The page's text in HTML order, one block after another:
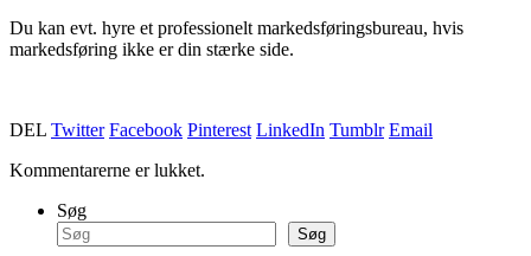
Du kan evt. hyre et professionelt markedsføringsbureau, hvis
markedsføring ikke er din stærke side.
DEL Twitter Facebook Pinterest LinkedIn Tumblr Email
Kommentarerne er lukket.
Søg
Søg